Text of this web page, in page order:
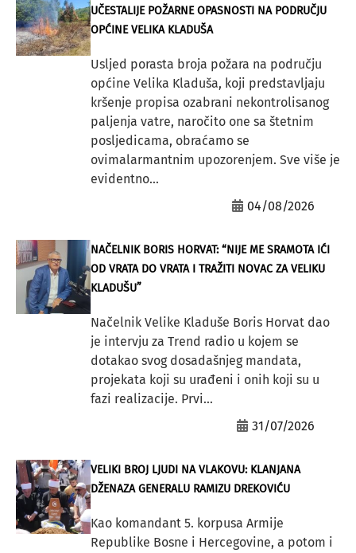
UČESTALIJE POŽARNE OPASNOSTI NA PODRUČJU
OPĆINE VELIKA KLADUŠA
Usljed porasta broja požara na području
općine Velika Kladuša, koji predstavljaju
kršenje propisa ozabrani nekontrolisanog
paljenja vatre, naročito one sa štetnim
posljedicama, obraćamo se
ovimalarmantnim upozorenjem. Sve više je
evidentno...
04/08/2026
NAČELNIK BORIS HORVAT: “NIJE ME SRAMOTA IĆI
OD VRATA DO VRATA I TRAŽITI NOVAC ZA VELIKU
KLADUŠU”
Načelnik Velike Kladuše Boris Horvat dao
je intervju za Trend radio u kojem se
dotakao svog dosadašnjeg mandata,
projekata koji su urađeni i onih koji su u
fazi realizacije. Prvi...
31/07/2026
VELIKI BROJ LJUDI NA VLAKOVU: KLANJANA
DŽENAZA GENERALU RAMIZU DREKOVIĆU
Kao komandant 5. korpusa Armije
Republike Bosne i Hercegovine, a potom i